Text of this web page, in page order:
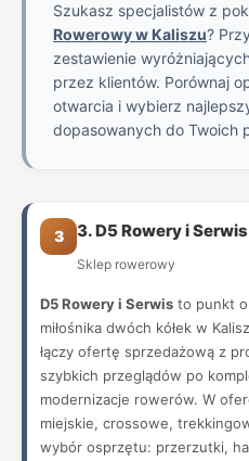
Szukasz specjalistów z
Rowerowy w Kaliszu?
zestawienie
przez klientów. Porównaj
otwarcia i wybierz
dopasowanych do Twoich
3 3. D5 Rowery i Serwis
Sklep rowerowy
D5 Rowery i Serwis to punkt
miłośnika dwóch kółek w
łączy ofertę sprzedażową z
szybkich przeglądów po
modernizacje rowerów. W
miejskie, crossowe,
wybór osprzętu: przerzutki,